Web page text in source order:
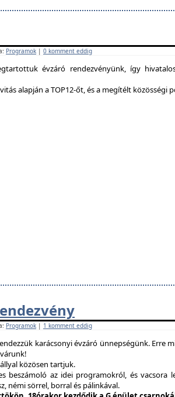
Programok | 0 komment eddig
évzáró rendezvényünk, így
alapján a TOP12-őt, és a megítélt közösségi
Programok | 1 komment eddig
karácsonyi évzáró ünnepségünk. Erre
közösen tartjuk.
beszámoló az idei programokról, és vacsora
némi sörrel, borral és pálinkával.